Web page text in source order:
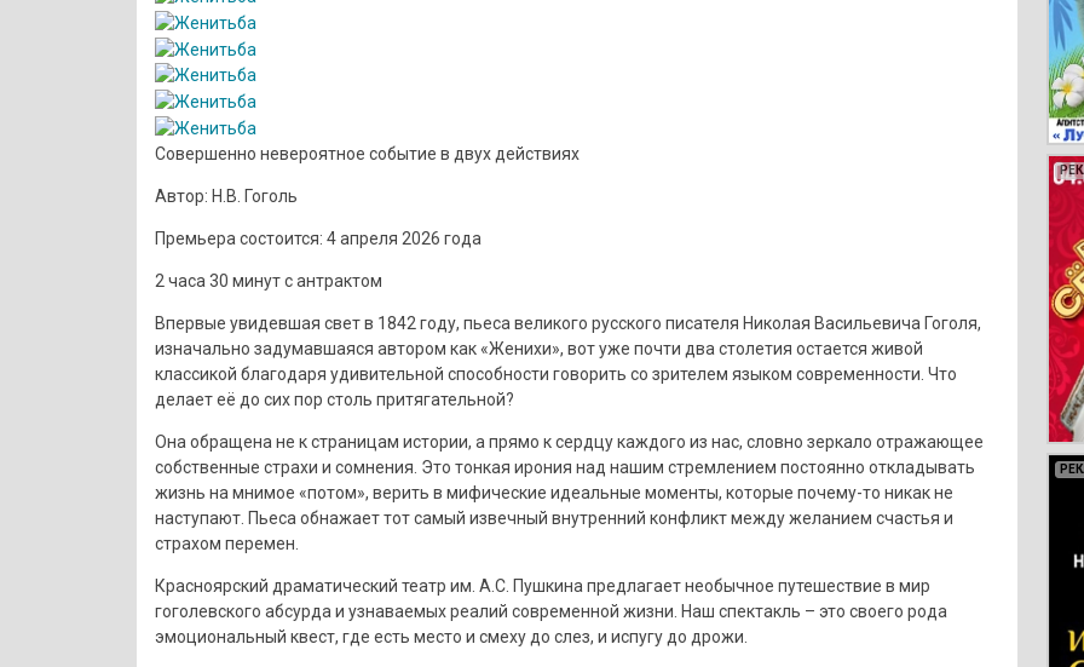
Совершенно невероятное событие в двух действиях
Автор: Н.В. Гоголь
Премьера состоится: 4 апреля 2026 года
2 часа 30 минут с антрактом
Впервые увидевшая свет в 1842 году, пьеса великого русского писателя Николая Васильевича Гоголя,
изначально задумавшаяся автором как «Женихи», вот уже почти два столетия остается живой
классикой благодаря удивительной способности говорить со зрителем языком современности. Что
делает её до сих пор столь притягательной?
Она обращена не к страницам истории, а прямо к сердцу каждого из нас, словно зеркало отражающее
собственные страхи и сомнения. Это тонкая ирония над нашим стремлением постоянно откладывать
жизнь на мнимое «потом», верить в мифические идеальные моменты, которые почему-то никак не
наступают. Пьеса обнажает тот самый извечный внутренний конфликт между желанием счастья и
страхом перемен.
Красноярский драматический театр им. А.С. Пушкина предлагает необычное путешествие в мир
гоголевского абсурда и узнаваемых реалий современной жизни. Наш спектакль – это своего рода
эмоциональный квест, где есть место и смеху до слез, и испугу до дрожи.